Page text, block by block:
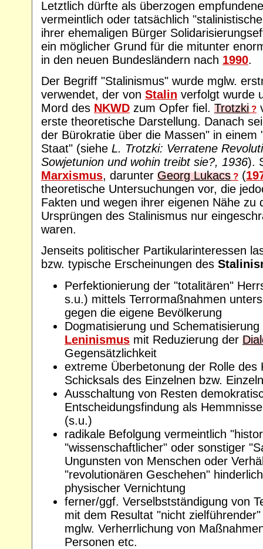
Letztlich dürfte als überzogen
vermeintlich oder tatsächlich
ihrer ehemaligen Bürger
ein möglicher Grund für die mitunter
in den neuen Bundesländern nach 1990.
Der Begriff "Stalinismus" wurde mglw.
verwendet, der von Stalin verfolgt wurde
Mord des NKWD zum Opfer fiel. Trotzki ?
erste theoretische Darstellung. Danach
der Bürokratie über die Massen" in einem
Staat" (siehe L. Trotzki: Verratene
Sowjetunion und wohin treibt sie?, 1936).
Marxismus, darunter Georg Lukacs ? (
theoretische Untersuchungen vor, die
Fakten und wegen ihrer eigenen Nähe zu
Ursprüngen des Stalinismus nur
waren.
Jenseits politischer Partikularinteressen
bzw. typische Erscheinungen des
Perfektionierung der "totalitären"
s.u.) mittels Terrormaßnahmen
gegen die eigene Bevölkerung
Dogmatisierung und
Leninismus mit Reduzierung der
Gegensätzlichkeit
extreme Überbetonung der Rolle des
Schicksals des Einzelnen bzw.
Ausschaltung von Resten
Entscheidungsfindung als
(s.u.)
radikale Befolgung vermeintlich
"wissenschaftlicher" oder sonstiger
Ungunsten von Menschen oder
"revolutionären Geschehen"
physischer Vernichtung
ferner/ggf. Verselbstständigung von
mit dem Resultat "nicht
mglw. Verherrlichung von
Personen etc.